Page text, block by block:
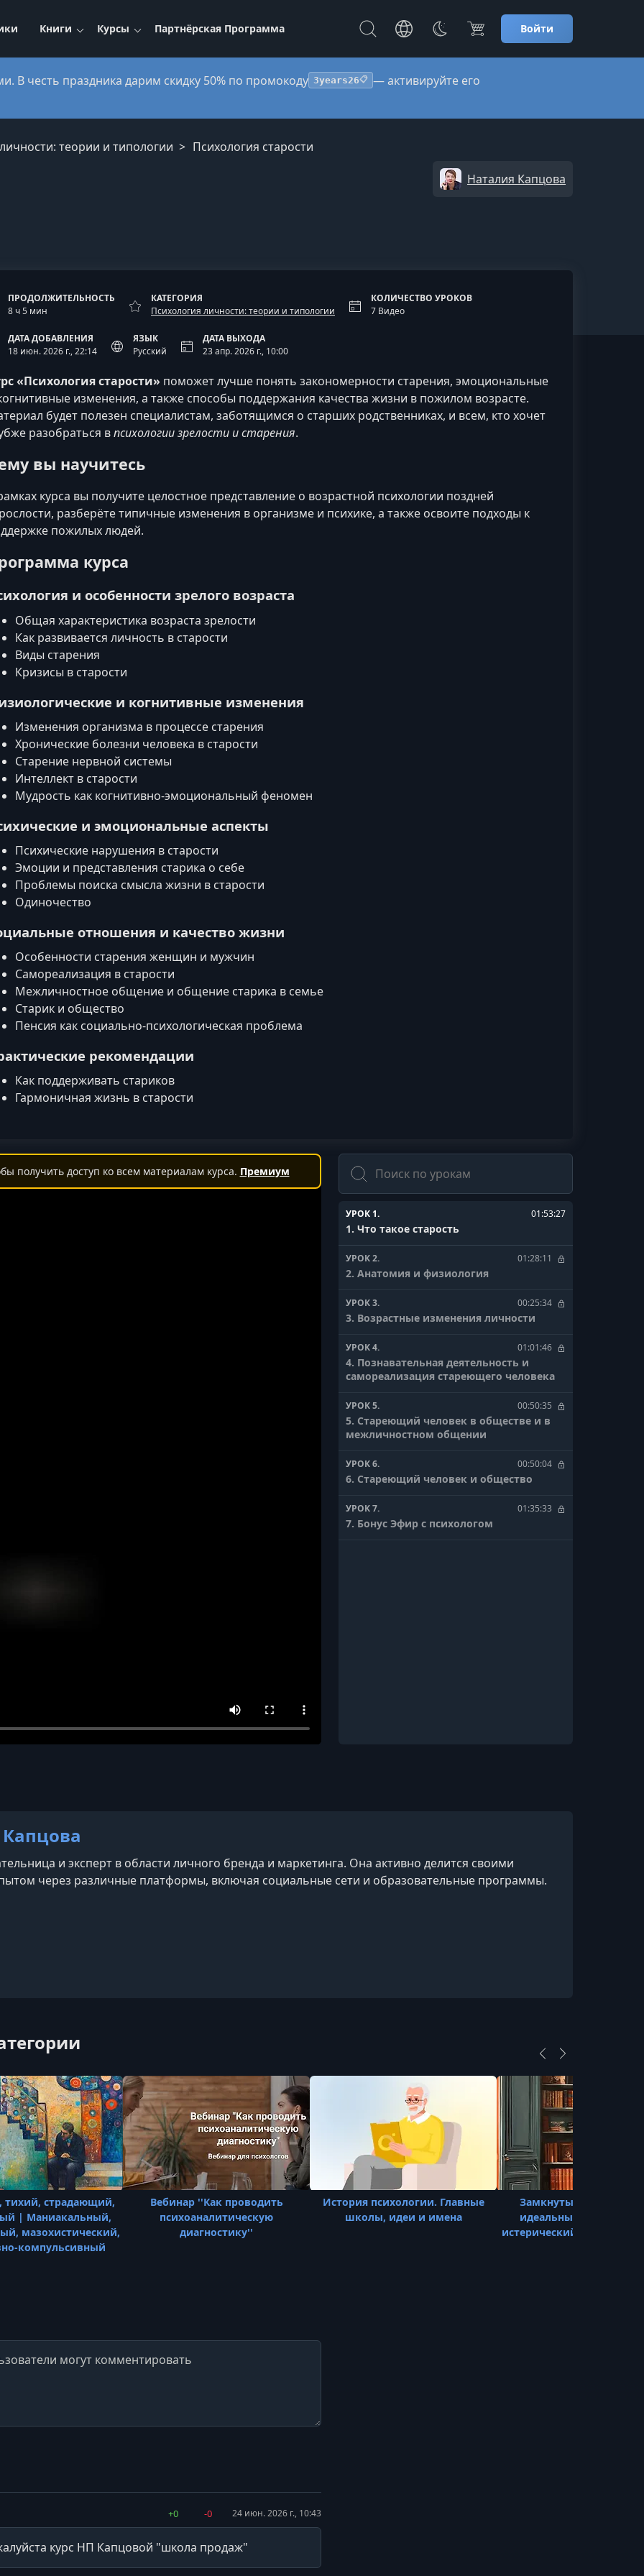
Книги Курсы Партнёрская Программа Войти
В честь праздника дарим скидку 50% по промокоду 3years26📋 — активируйте его
теории и типологии Психология старости
Наталия Капцова
ПРОДОЛЖИТЕЛЬНОСТЬ
8 ч 5 мин
КАТЕГОРИЯ
Психология личности: теории и типологии
КОЛИЧЕСТВО УРОКОВ
7 Видео
ДАТА ДОБАВЛЕНИЯ
18 июн. 2026 г., 22:14
ЯЗЫК
Русский
ДАТА ВЫХОДА
23 апр. 2026 г., 10:00
«Психология старости» поможет лучше понять закономерности старения, эмоциональные
изменения, а также способы поддержания качества жизни в пожилом возрасте.
будет полезен специалистам, заботящимся о старших родственниках, и всем, кто хочет
разобраться впсихологии зрелости и старения.
вы научитесь
курса вы получите целостное представление о возрастной психологии поздней
разберёте типичные изменения в организме и психике, а также освоите подходы к
пожилых людей.
курса
и особенности зрелого возраста
Общая характеристика возраста зрелости
Как развивается личность в старости
Виды старения
Кризисы в старости
и когнитивные изменения
Изменения организма в процессе старения
Хронические болезни человека в старости
Старение нервной системы
Интеллект в старости
Мудрость как когнитивно‑эмоциональный феномен
и эмоциональные аспекты
Психические нарушения в старости
Эмоции и представления старика о себе
Проблемы поиска смысла жизни в старости
Одиночество
отношения и качество жизни
Особенности старения женщин и мужчин
Самореализация в старости
Межличностное общение и общение старика в семье
Старик и общество
Пенсия как социально‑психологическая проблема
рекомендации
Как поддерживать стариков
Гармоничная жизнь в старости
получить доступ ко всем материалам курса. Премиум
Поиск
УРОК 1. 01:53:27
1. Что такое старость
УРОК 2. 01:28:11
2. Анатомия и физиология
УРОК 3. 00:25:34
3. Возрастные изменения личности
УРОК 4. 01:01:46
4. Познавательная деятельность и
самореализация стареющего человека
УРОК 5. 00:50:35
5. Стареющий человек в обществе и в
межличностном общении
УРОК 6. 00:50:04
6. Стареющий человек и общество
УРОК 7. 01:35:33
7. Бонус Эфир с психологом
и эксперт в области личного бренда и маркетинга. Она активно делится своими
через различные платформы, включая социальные сети и образовательные программы.
тихий, страдающий,
| Маниакальный,
мазохистический,
компульсивный
Вебинар ''Как проводить
психоаналитическую
диагностику''
История психологии. Главные
школы, идеи и имена
Замкнутый,
идеальный |
истерический и
+0 -0 24 июн. 2026 г., 10:43
курс НП Капцовой "школа продаж"